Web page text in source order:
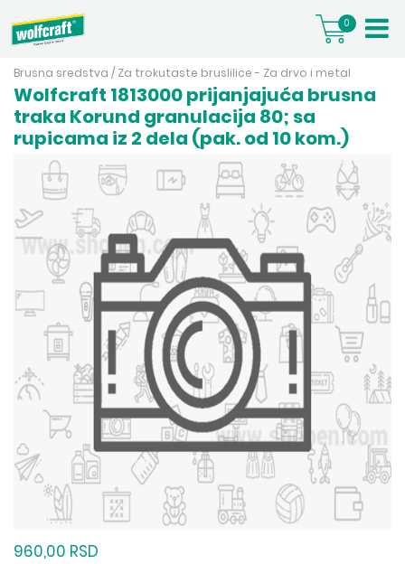
0
Brusna sredstva / Za trokutaste bruslilice - Za drvo i metal
Wolfcraft 1813000 prijanjajuća brusna
traka Korund granulacija 80; sa
rupicama iz 2 dela (pak. od 10 kom.)
960,00 RSD